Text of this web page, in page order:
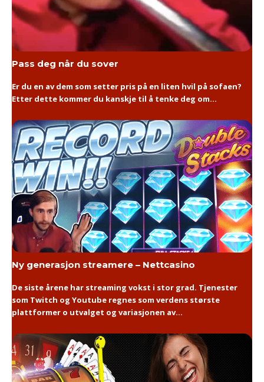
Pass deg når du sover
Er du en av dem som setter pris på en liten hvil på sofaen?
Etter dette kommer du kanskje til å tenke deg om...
Ny generasjon streamere – Nettcasino
De siste årene har streaming vokst i stor grad. Tjenester
som Twitch og Youtube regnes som verdens største
plattformer o utvalget og variasjonen av...